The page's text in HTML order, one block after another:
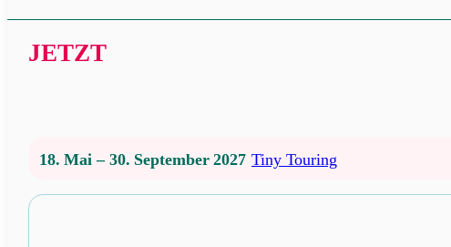
JETZT
18. Mai – 30. September 2027 Tiny Touring